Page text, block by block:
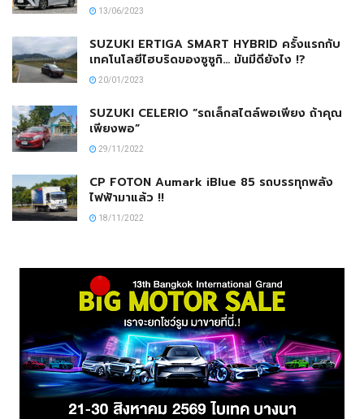
13/06/2023
SUZUKI ERTIGA SMART HYBRID ครั้งแรกกับ
เทคโนโลยีไฮบริดของซูซูกิ… มันมีดียังไง !?
20/01/2023
SUZUKI CELERIO “รถเล็กสไตล์พอเพียง ถ้าคุณ
เพียงพอ”
29/11/2022
CP FOTON Aumark iBlue 85 รถบรรทุกพลัง
ไฟฟ้ามาแล้ว !!
18/11/2022